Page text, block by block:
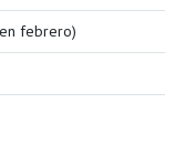
febrero)